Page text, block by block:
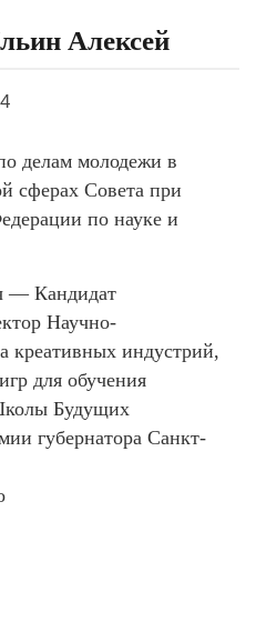
Алексей
делам молодежи в
сферах Совета при
по науке и
— Кандидат
Научно-
креативных индустрий,
для обучения
Будущих
губернатора Санкт-